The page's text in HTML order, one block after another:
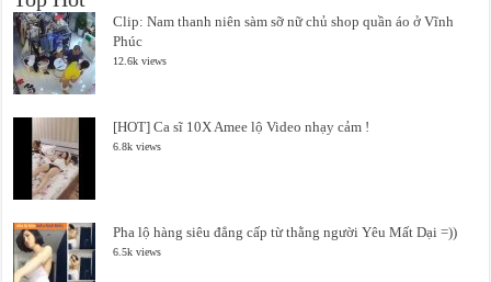
Clip: Nam thanh niên sàm sỡ nữ chủ shop quần áo ở Vĩnh
Phúc
12.6k views
[HOT] Ca sĩ 10X Amee lộ Video nhạy cảm !
6.8k views
Pha lộ hàng siêu đẳng cấp từ thằng người Yêu Mất Dại =))
6.5k views